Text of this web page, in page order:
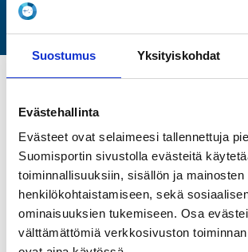
Suostumus Yksityiskohdat
Evästehallinta
Evästeet ovat selaimeesi tallennettuja
Suomisportin sivustolla evästeitä
toiminnallisuuksiin, sisällön ja mainosten
henkilökohtaistamiseen, sekä
ominaisuuksien tukemiseen. Osa
välttämättömiä verkkosivuston
Suomen Agilityliitto ry
Mo 1.1.2024 -Tu 31.12.2024
LOCATION
Agilityliiton alainen virallinen kilpailu
LOCALITY
Helsinki